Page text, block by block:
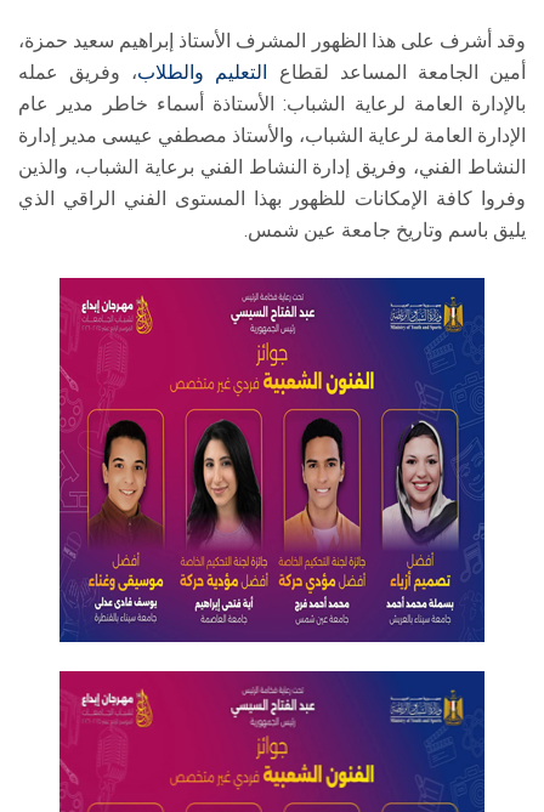
وقد أشرف على هذا الظهور المشرف الأستاذ إبراهيم سعيد حمزة،
أمين الجامعة المساعد لقطاع
التعليم والطلاب، وفريق عمله
بالإدارة العامة لرعاية الشباب: الأستاذة أسماء خاطر مدير عام
الإدارة العامة لرعاية الشباب، والأستاذ مصطفي عيسى مدير إدارة
النشاط الفني، وفريق إدارة النشاط الفني برعاية الشباب، والذين
وفروا كافة الإمكانات للظهور بهذا المستوى الفني الراقي الذي
يليق باسم وتاريخ جامعة عين شمس.